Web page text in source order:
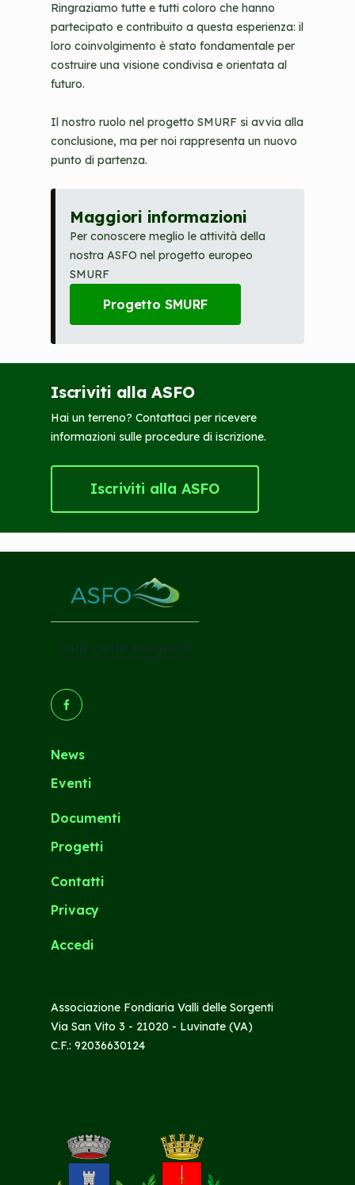
Ringraziamo tutte e tutti coloro che hanno
partecipato e contribuito a questa esperienza: il
loro coinvolgimento è stato fondamentale per
costruire una visione condivisa e orientata al
futuro.
Il nostro ruolo nel progetto SMURF si avvia alla
conclusione, ma per noi rappresenta un nuovo
punto di partenza.
Maggiori informazioni
Per conoscere meglio le attività della
nostra ASFO nel progetto europeo
SMURF
Progetto SMURF
Iscriviti alla ASFO
Hai un terreno? Contattaci per ricevere
informazioni sulle procedure di iscrizione.
Iscriviti alla ASFO
(Opens in a new tab/window)
News
Eventi
Documenti
Progetti
Contatti
Privacy
Accedi
Associazione Fondiaria Valli delle Sorgenti
Via San Vito 3 - 21020 - Luvinate (VA)
C.F.: 92036630124